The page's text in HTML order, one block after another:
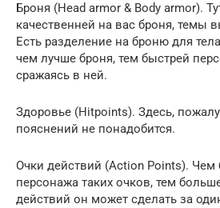
Броня (Head armor & Body armor).
качественней на вас броня, темы
Есть разделение на броню для
чем лучше броня, тем быстрей
сражаясь в ней.
Здоровье (Hitpoints). Здесь,
пояснений не понадобится.
Очки действий (Action Points). Чем
персонажа таких очков, тем
действий он может сделать за